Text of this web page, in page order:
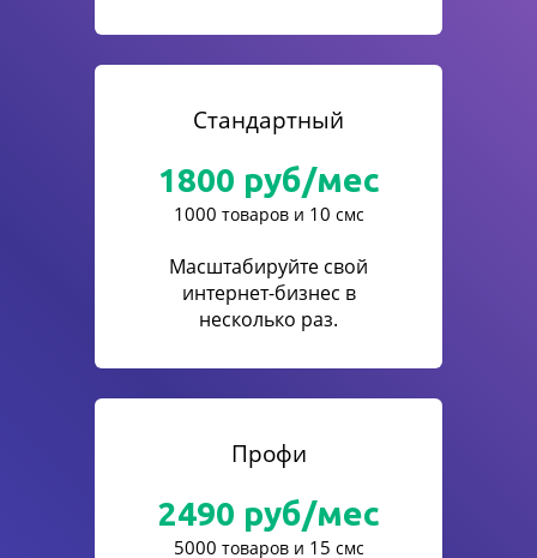
Стандартный
1800 руб/мес
1000 товаров и 10 смс
Масштабируйте свой
интернет-бизнес в
несколько раз.
Профи
2490 руб/мес
5000 товаров и 15 смс